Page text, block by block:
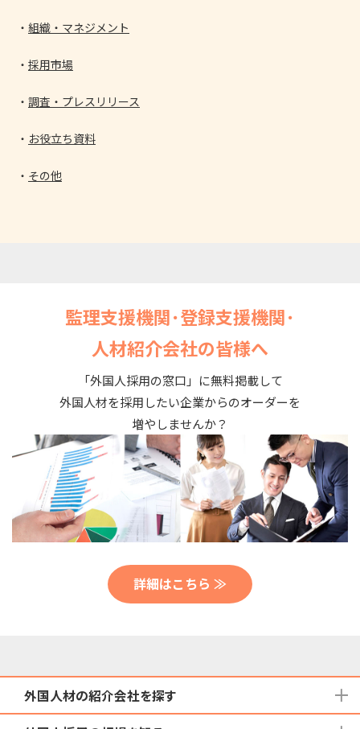
組織・マネジメント
採用市場
調査・プレスリリース
お役立ち資料
その他
監理支援機関･登録支援機関･
人材紹介会社の皆様へ
「外国人採用の窓口」に無料掲載して
外国人材を採用したい企業からのオーダーを
増やしませんか？
詳細はこちら ≫
外国人材の紹介会社を探す